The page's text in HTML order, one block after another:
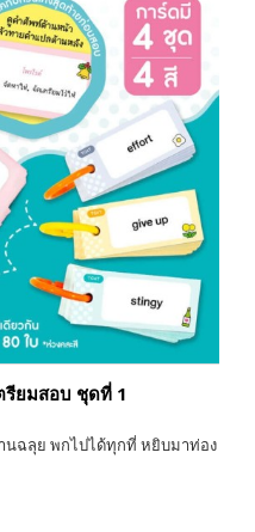
รียมสอบ ชุดที่ 1
นฉลุย พกไปได้ทุกที่ หยิบมาท่อง